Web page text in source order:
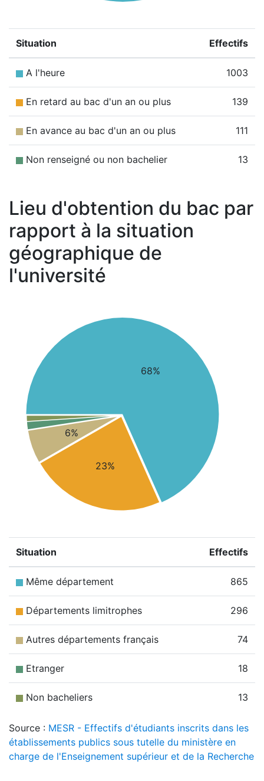
Situation Effectifs
A l'heure 1003
En retard au bac d'un an ou plus 139
En avance au bac d'un an ou plus 111
Non renseigné ou non bachelier 13
Lieu d'obtention du bac par
rapport à la situation
géographique de
l'université
68%
23%
6%
Situation Effectifs
Même département 865
Départements limitrophes 296
Autres départements français 74
Etranger 18
Non bacheliers 13
Source : MESR - Effectifs d'étudiants inscrits dans les
établissements publics sous tutelle du ministère en
charge de l'Enseignement supérieur et de la Recherche